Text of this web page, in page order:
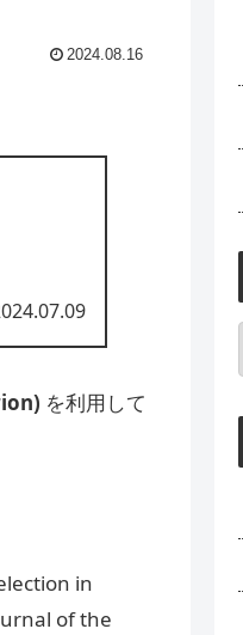
2024.08.16
を利用して
in
of the